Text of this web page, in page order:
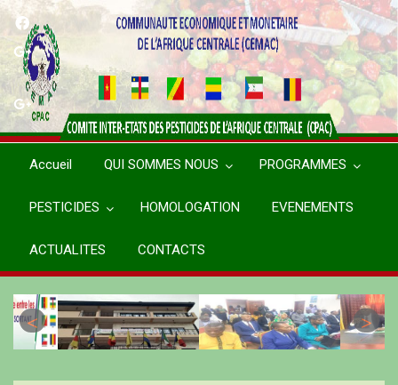
Aller
contenu
principal
Accueil QUI SOMMES NOUS PROGRAMMES
PESTICIDES HOMOLOGATION EVENEMENTS
ACTUALITES CONTACTS